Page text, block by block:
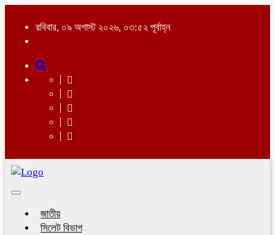
রবিবার, ০৯ অগাস্ট ২০২৬, ০৩:৫২ পূর্বাহ্ন
Toggle
জাতীয়
সিলেট বিভাগ